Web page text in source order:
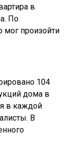
в
По
мог произойти
104
дома в
в каждой
В